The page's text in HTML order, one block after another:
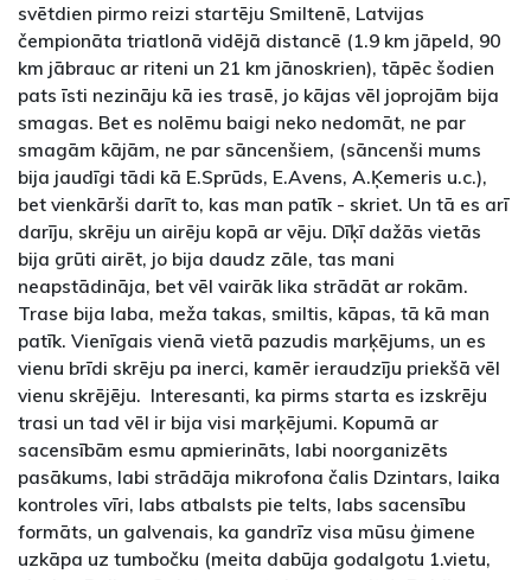
svētdien pirmo reizi startēju Smiltenē, Latvijas
čempionāta triatlonā vidējā distancē (1.9 km jāpeld, 90
km jābrauc ar riteni un 21 km jānoskrien), tāpēc šodien
pats īsti nezināju kā ies trasē, jo kājas vēl joprojām bija
smagas. Bet es nolēmu baigi neko nedomāt, ne par
smagām kājām, ne par sāncenšiem, (sāncenši mums
bija jaudīgi tādi kā E.Sprūds, E.Avens, A.Ķemeris u.c.),
bet vienkārši darīt to, kas man patīk - skriet. Un tā es arī
darīju, skrēju un airēju kopā ar vēju. Dīķī dažās vietās
bija grūti airēt, jo bija daudz zāle, tas mani
neapstādināja, bet vēl vairāk lika strādāt ar rokām.
Trase bija laba, meža takas, smiltis, kāpas, tā kā man
patīk. Vienīgais vienā vietā pazudis marķējums, un es
vienu brīdi skrēju pa inerci, kamēr ieraudzīju priekšā vēl
vienu skrējēju. Interesanti, ka pirms starta es izskrēju
trasi un tad vēl ir bija visi marķējumi. Kopumā ar
sacensībām esmu apmierināts, labi noorganizēts
pasākums, labi strādāja mikrofona čalis Dzintars, laika
kontroles vīri, labs atbalsts pie telts, labs sacensību
formāts, un galvenais, ka gandrīz visa mūsu ģimene
uzkāpa uz tumbočku (meita dabūja godalgotu 1.vietu,